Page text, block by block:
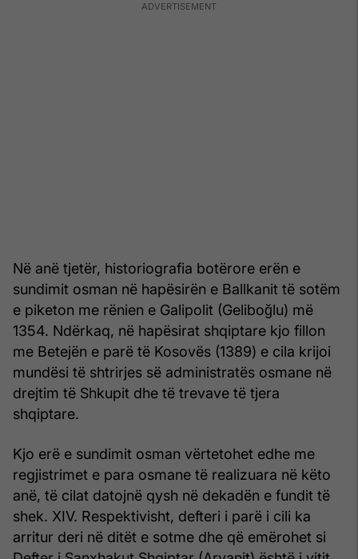
Në anë tjetër, historiografia botërore erën e
sundimit osman në hapësirën e Ballkanit të sotëm
e piketon me rënien e Galipolit (Geliboğlu) më
1354. Ndërkaq, në hapësirat shqiptare kjo fillon
me Betejën e parë të Kosovës (1389) e cila krijoi
mundësi të shtrirjes së administratës osmane në
drejtim të Shkupit dhe të trevave të tjera
shqiptare.
Kjo erë e sundimit osman vërtetohet edhe me
regjistrimet e para osmane të realizuara në këto
anë, të cilat datojnë qysh në dekadën e fundit të
shek. XIV. Respektivisht, defteri i parë i cili ka
arritur deri në ditët e sotme dhe që emërohet si